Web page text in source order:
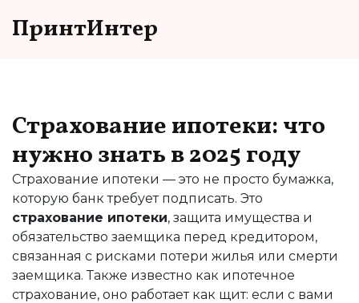
ПринтИнтер
Страхование ипотеки: что
нужно знать в 2025 году
Страхование ипотеки — это не просто бумажка,
которую банк требует подписать. Это
страхование ипотеки, защита имущества и
обязательство заемщика перед кредитором,
связанная с рисками потери жилья или смерти
заемщика. Также известно как ипотечное
страхование, оно работает как щит: если с вами